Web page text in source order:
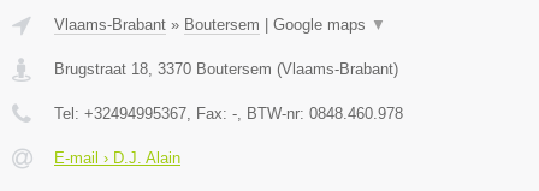
Vlaams-Brabant » Boutersem | Google maps ▼
Brugstraat 18 3370 Boutersem (Vlaams-Brabant)
Tel: +32494995367 , Fax: - , BTW-nr: 0848.460.978
E-mail › D.J. Alain